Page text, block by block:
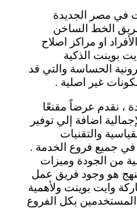
في مصر الجديدة
الخط الساخن
الأفراد او مراكز اصلاح
بوينت الذكية
الحساسة والتي قد
غير اصلية .
، نقدم عرضاً مقنعًا
اضافة إلي توفير
والتقنيات
جميع فروع الخدمة .
من الجودة وميزات
هو وجود فريق عمل
وايت بوينت ولأهمية
بكل الفروع